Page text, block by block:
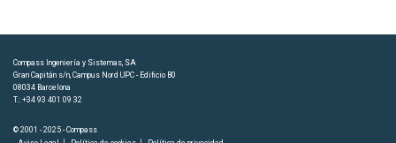
Compass Ingeniería y Sistemas, SA
Gran Capitán s/n, Campus Nord UPC - Edificio B0
08034 Barcelona
T.: +34 93 401 09 32
© 2001 - 2025 - Compass